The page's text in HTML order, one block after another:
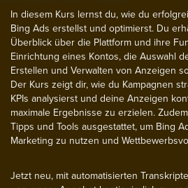
In diesem Kurs lernst du, wie du
Bing Ads erstellst und optimierst. Du
Überblick über die Plattform und ihre
Einrichtung eines Kontos, die Auswahl
Erstellen und Verwalten von Anzeigen
Der Kurs zeigt dir, wie du Kampagnen
KPIs analysierst und deine Anzeigen
maximale Ergebnisse zu erzielen.
Tipps und Tools ausgestattet, um Bing
Marketing zu nutzen und
Jetzt neu, mit automatisierten